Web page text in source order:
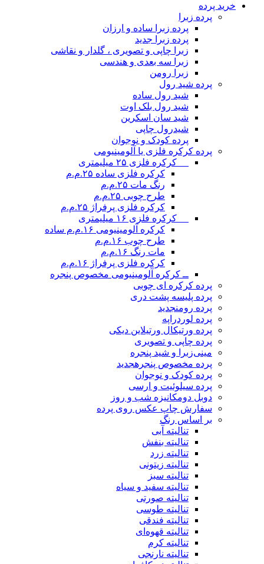
خرید پرده
پرده زبرا
پرده زبرا ساده و ارزان
پرده زبرا جدید
زبرا چاپی و تصویری ، گلدار و نقاشی
زبرا سه بعدی و هندسی
زبرا رومن
پرده شید رول
شید رول ساده
شید رول بلک اوت
شید سان اسکرین
شیدرول چاپی
پرده کودک و نوجوان
پرده کرکره فلزی یا آلومینیومی
__ کرکره فلزی ۲۵ میلیمتری
کرکره فلزی ساده ۲۵.م.م
رنگ مات ۲۵.م.م
طرح چوبی ۲۵.م.م
کرکره فلزی پرفراژ ۲۵.م.م
__ کرکره فلزی ۱۶ میلیمتری
کرکره آلومینیومی ۱۶.م.م ساده
طرح چوب ۱۶.م.م
مات رنگ ۱۶.م.م
کرکره فلزی پرفراژ ۱۶.م.م
ــ کرکره آلومینیومی مخصوص پنجره
پرده کرکره ای چوبی
پرده پلیسه پشت دری
پرده رومنجدید
پرده لوردراپه
پرده ورتیکال ورتیلاین دیکی
پرده چاپی و تصویری
مینی‌زبرا و شید پنجره
پرده مخصوص پنجرهجدید
پرده کودک و نوجوان
پرده سیلوئیت و ارسی
دوبل دومکانیزه شب و روز
سفارش چاپ عکس روی پرده
بر اساس رنگ
تنالیته آبی
تنالیته بنفش
تنالیته زرد
تنالیته زیتونی
تنالیته سبز
تنالیته سفید و سیاه
تنالیته صورتی
تنالیته طوسی
تنالیته فندقی
تنالیته قهوه‌ای
تنالیته کرم
تنالیته نارنجی